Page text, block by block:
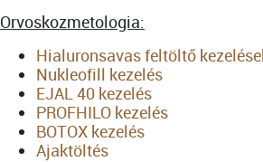
Orvoskozmetologia:
Hialuronsavas feltöltő
Nukleofill kezelés
EJAL 40 kezelés
PROFHILO kezelés
BOTOX kezelés
Ajaktöltés